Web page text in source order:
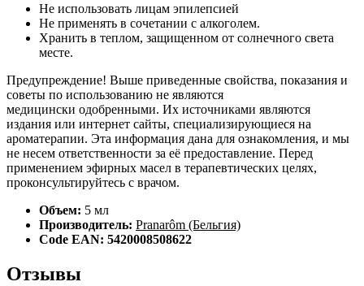
Не использовать лицам эпилепсией
Не применять в сочетании с алкоголем.
Хранить в теплом, защищенном от солнечного света
месте.
Предупреждение! Выше приведенные свойства, показания и
советы по использованию не являются
медицински одобренными. Их источниками являются
издания или интернет сайты, специализирующиеся на
ароматерапии. Эта информация дана для ознакомления, и мы
не несем ответственности за её предоставление. Перед
применением эфирных масел в терапевтических целях,
проконсультируйтесь с врачом.
Объем: 5 мл
Производитель: Pranarôm (Бельгия)
Code EAN: 5420008508622
Отзывы